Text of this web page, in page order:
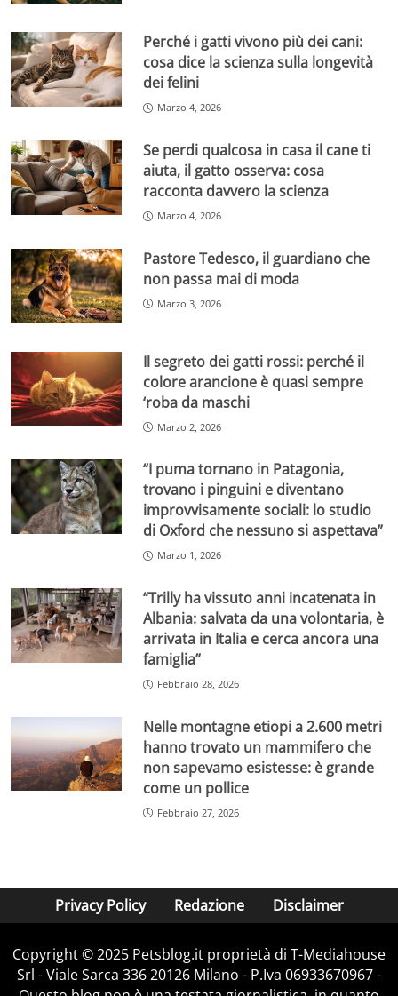
Perché i gatti vivono più dei cani:
cosa dice la scienza sulla longevità
dei felini
Marzo 4, 2026
Se perdi qualcosa in casa il cane ti
aiuta, il gatto osserva: cosa
racconta davvero la scienza
Marzo 4, 2026
Pastore Tedesco, il guardiano che
non passa mai di moda
Marzo 3, 2026
Il segreto dei gatti rossi: perché il
colore arancione è quasi sempre
‘roba da maschi
Marzo 2, 2026
“I puma tornano in Patagonia,
trovano i pinguini e diventano
improvvisamente sociali: lo studio
di Oxford che nessuno si aspettava”
Marzo 1, 2026
“Trilly ha vissuto anni incatenata in
Albania: salvata da una volontaria, è
arrivata in Italia e cerca ancora una
famiglia”
Febbraio 28, 2026
Nelle montagne etiopi a 2.600 metri
hanno trovato un mammifero che
non sapevamo esistesse: è grande
come un pollice
Febbraio 27, 2026
Privacy Policy Redazione Disclaimer
Copyright © 2025 Petsblog.it proprietà di T-Mediahouse
Srl - Viale Sarca 336 20126 Milano - P.Iva 06933670967 -